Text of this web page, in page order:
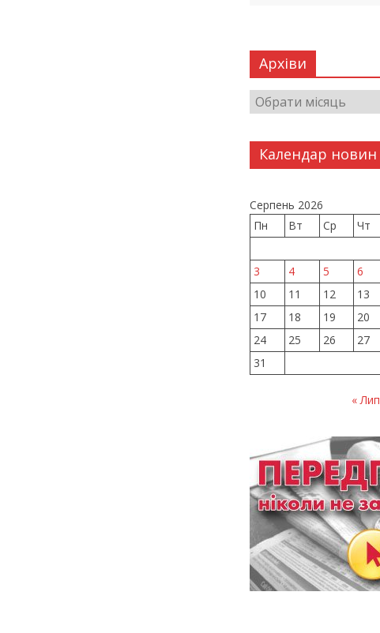
Архіви
Календар новин
Серпень 2026
Пн
Вт Ср Чт
3
4 5 6
10
11 12 13
17
18 19 20
24
25 26 27
31
« Лип